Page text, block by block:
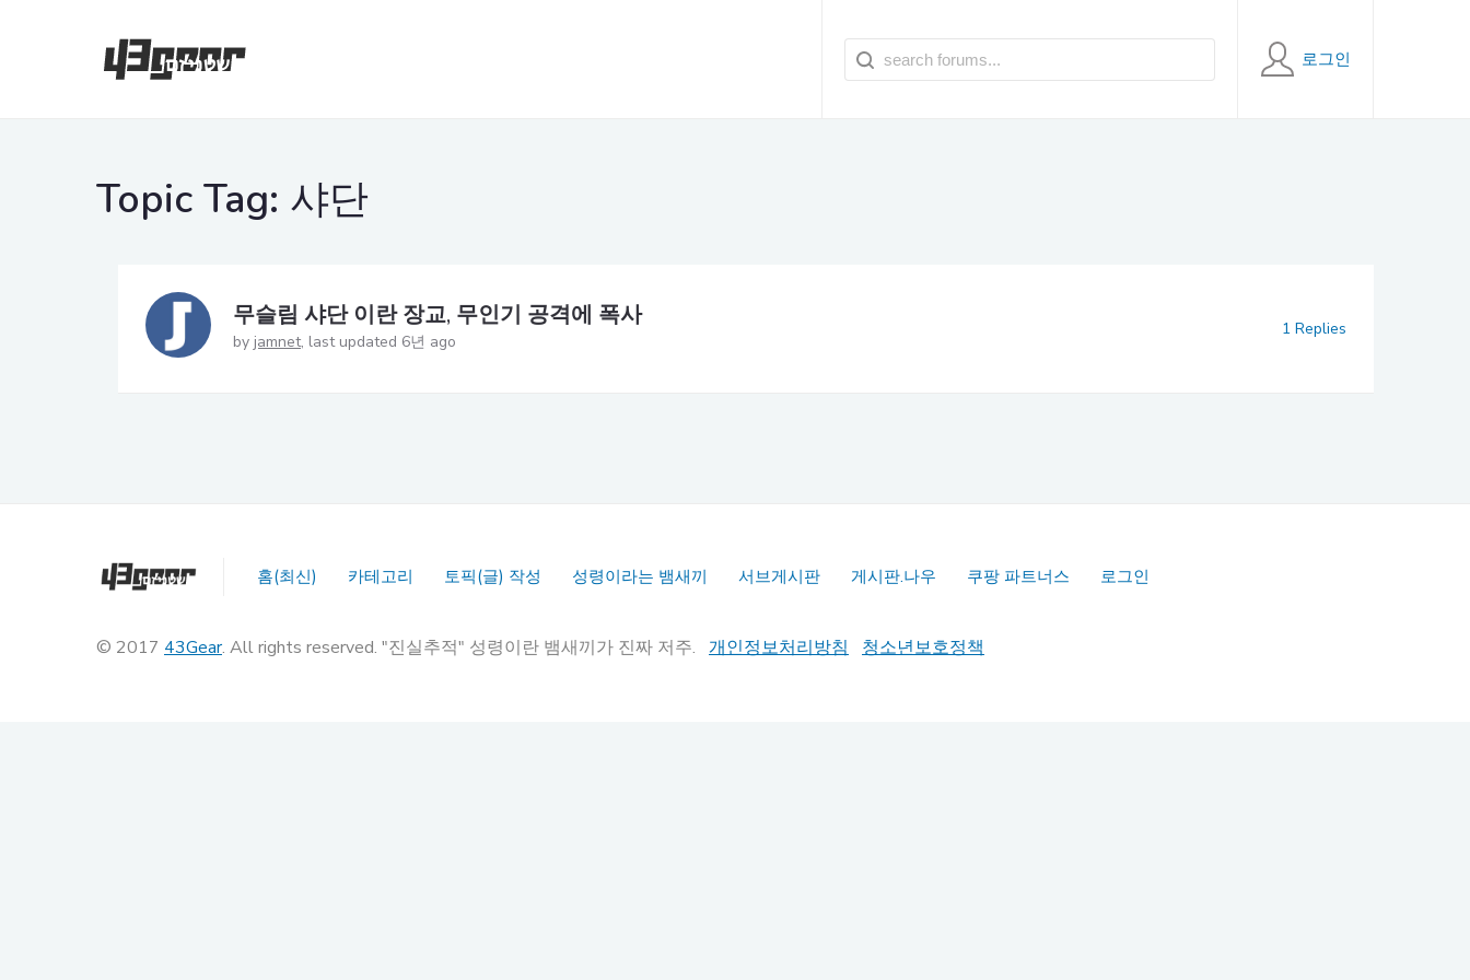
로그인
Topic Tag: 샤단
무슬림 샤단 이란 장교, 무인기 공격에 폭사
by jamnet last updated 6년 ago
1 Replies
홈(최신) 카테고리 토픽(글) 작성 성령이라는 뱀새끼 서브게시판 게시판.나우 쿠팡 파트너스 로그인
© 2017 43Gear. All rights reserved. "진실추적" 성령이란 뱀새끼가 진짜 저주. 개인정보처리방침 청소년보호정책